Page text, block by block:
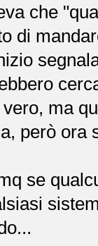
che
di
ma
però ora
se